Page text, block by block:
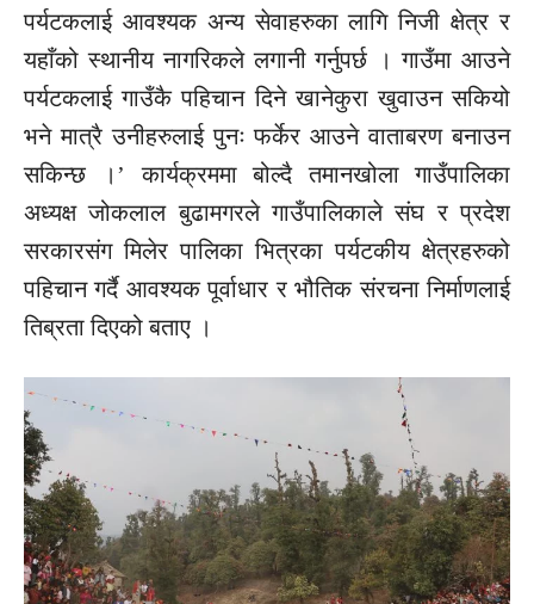
पर्यटकलाई आवश्यक अन्य सेवाहरुका लागि निजी क्षेत्र र
यहाँको स्थानीय नागरिकले लगानी गर्नुपर्छ । गाउँमा आउने
पर्यटकलाई गाउँकै पहिचान दिने खानेकुरा खुवाउन सकियो
भने मात्रै उनीहरुलाई पुनः फर्केर आउने वाताबरण बनाउन
सकिन्छ ।’ कार्यक्रममा बोल्दै तमानखोला गाउँपालिका
अध्यक्ष जोकलाल बुढामगरले गाउँपालिकाले संघ र प्रदेश
सरकारसंग मिलेर पालिका भित्रका पर्यटकीय क्षेत्रहरुको
पहिचान गर्दै आवश्यक पूर्वाधार र भौतिक संरचना निर्माणलाई
तिब्रता दिएको बताए ।